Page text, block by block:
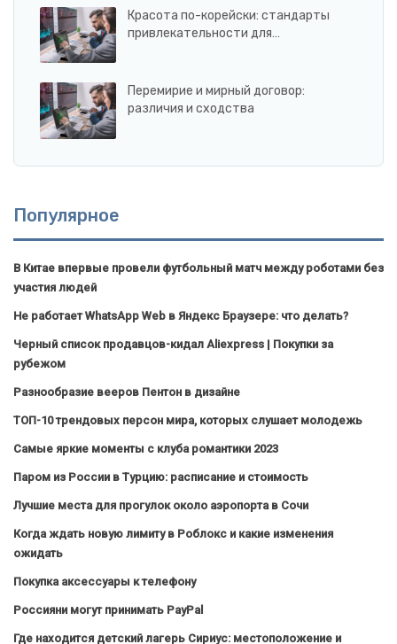
Красота по-корейски: стандарты
привлекательности для…
Перемирие и мирный договор:
различия и сходства
Популярное
В Китае впервые провели футбольный матч между роботами без
участия людей
Не работает WhatsApp Web в Яндекс Браузере: что делать?
Черный список продавцов-кидал Aliexpress | Покупки за
рубежом
Разнообразие вееров Пентон в дизайне
ТОП-10 трендовых персон мира, которых слушает молодежь
Самые яркие моменты с клуба романтики 2023
Паром из России в Турцию: расписание и стоимость
Лучшие места для прогулок около аэропорта в Сочи
Когда ждать новую лимиту в Роблокс и какие изменения
ожидать
Покупка аксессуары к телефону
Россияни могут принимать PayPal
Где находится детский лагерь Сириус: местоположение и